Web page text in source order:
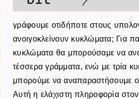
γράφουμε οτιδήποτε στους
ανοιγοκλείνουν κυκλώματα; Για
κυκλώματα θα μπορούσαμε να
τέσσερα γράμματα, ενώ με τρία
μπορούμε να αναπαραστήσουμε
Αυτή η ελάχιστη πληροφορία